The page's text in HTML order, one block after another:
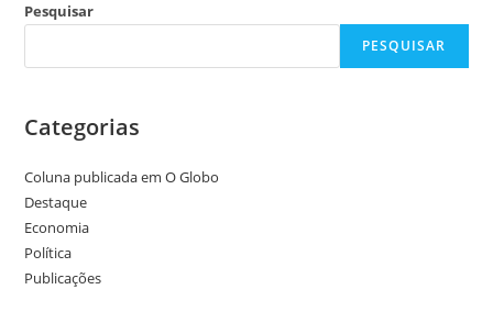
Pesquisar
PESQUISAR
Categorias
Coluna publicada em O Globo
Destaque
Economia
Política
Publicações